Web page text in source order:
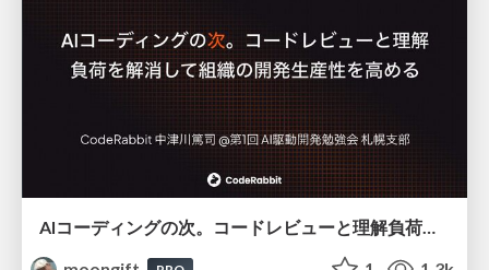
AIコーディングの次。コードレビューと理解負荷を解消して組織の開発生産性を高める